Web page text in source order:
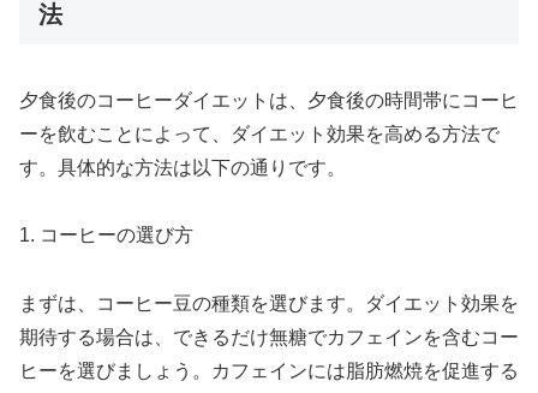
法
夕食後のコーヒーダイエットは、夕食後の時間帯にコーヒ
ーを飲むことによって、ダイエット効果を高める方法で
す。具体的な方法は以下の通りです。
1. コーヒーの選び方
まずは、コーヒー豆の種類を選びます。ダイエット効果を
期待する場合は、できるだけ無糖でカフェインを含むコー
ヒーを選びましょう。カフェインには脂肪燃焼を促進する